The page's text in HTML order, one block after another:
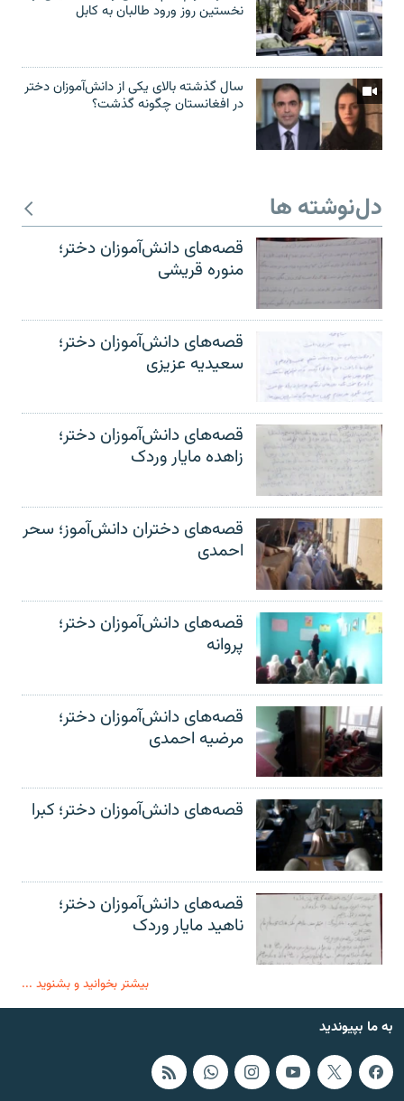
نخستین روز ورود طالبان به کابل
سال گذشته بالای یکی از دانش‌آموزان دختر
در افغانستان چگونه گذشت؟
دل‌نوشته ها
قصه‌های دانش‌آموزان دختر؛
منوره قریشی
قصه‌های دانش‌آموزان دختر؛
سعیدیه عزیزی
قصه‌های دانش‌آموزان دختر؛
زاهده مایار وردک
قصه‌های دختران دانش‌آموز؛ سحر
احمدی
قصه‌های دانش‌آموزان دختر؛
پروانه
قصه‌های دانش‌آموزان دختر؛
مرضیه احمدی
قصه‌های دانش‌آموزان دختر؛ کبرا
قصه‌های دانش‌آموزان دختر؛
ناهید مایار وردک
بیشتر بخوانید و بشنوید ...
به ما بپیوندید